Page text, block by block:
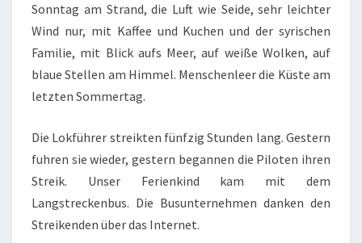
Sonntag am Strand, die Luft wie Seide, sehr leichter
Wind nur, mit Kaffee und Kuchen und der syrischen
Familie, mit Blick aufs Meer, auf weiße Wolken, auf
blaue Stellen am Himmel. Menschenleer die Küste am
letzten Sommertag.
Die Lokführer streikten fünfzig Stunden lang. Gestern
fuhren sie wieder, gestern begannen die Piloten ihren
Streik. Unser Ferienkind kam mit dem
Langstreckenbus. Die Busunternehmen danken den
Streikenden über das Internet.